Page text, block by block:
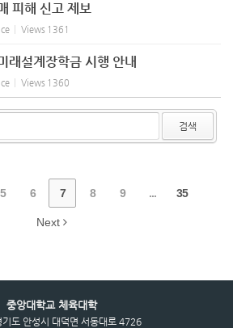
피해 신고 제보
Views 1361
설계장학금 시행 안내
Views 1360
검색
5 6 7 8 9 ... 35
Next
중앙대학교 체육대학
도 안성시 대덕면 서동대로 4726